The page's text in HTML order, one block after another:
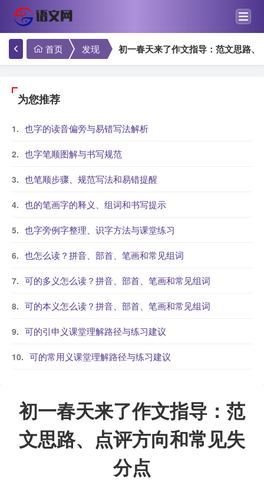
首页 发现 初一春天来了作文指导：范文思路
为您推荐
也字的读音偏旁与易错写法解析
也字笔顺图解与书写规范
也笔顺步骤、规范写法和易错提醒
也的笔画字的释义、组词和书写提示
也字旁例字整理、识字方法与课堂练习
也怎么读？拼音、部首、笔画和常见组词
可的多义怎么读？拼音、部首、笔画和常见组词
可的本义怎么读？拼音、部首、笔画和常见组词
可的引申义课堂理解路径与练习建议
可的常用义课堂理解路径与练习建议
初一春天来了作文指导：范
文思路、点评方向和常见失
分点